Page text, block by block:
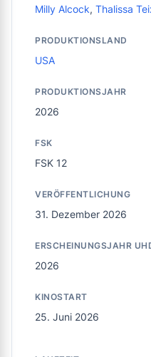
Milly Alcock, Thalissa
PRODUKTIONSLAND
USA
PRODUKTIONSJAHR
2026
FSK
FSK 12
VERÖFFENTLICHUNG
31. Dezember 2026
ERSCHEINUNGSJAHR
2026
KINOSTART
25. Juni 2026